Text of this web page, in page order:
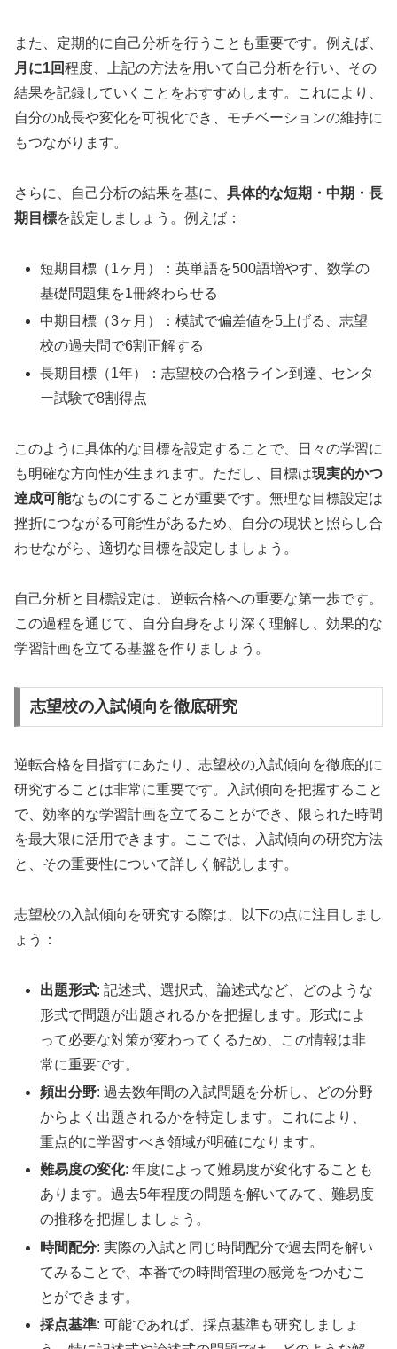
また、定期的に自己分析を行うことも重要です。例えば、
月に1回程度、上記の方法を用いて自己分析を行い、その
結果を記録していくことをおすすめします。これにより、
自分の成長や変化を可視化でき、モチベーションの維持に
もつながります。
さらに、自己分析の結果を基に、 具体的な短期・中期・長
期目標を設定しましょう。例えば：
短期目標（1ヶ月）：英単語を500語増やす、数学の
基礎問題集を1冊終わらせる
中期目標（3ヶ月）：模試で偏差値を5上げる、志望
校の過去問で6割正解する
長期目標（1年）：志望校の合格ライン到達、センタ
ー試験で8割得点
このように具体的な目標を設定することで、日々の学習に
も明確な方向性が生まれます。ただし、目標は現実的かつ
達成可能なものにすることが重要です。無理な目標設定は
挫折につながる可能性があるため、自分の現状と照らし合
わせながら、適切な目標を設定しましょう。
自己分析と目標設定は、逆転合格への重要な第一歩です。
この過程を通じて、自分自身をより深く理解し、効果的な
学習計画を立てる基盤を作りましょう。
志望校の入試傾向を徹底研究
逆転合格を目指すにあたり、志望校の入試傾向を徹底的に
研究することは非常に重要です。入試傾向を把握すること
で、効率的な学習計画を立てることができ、限られた時間
を最大限に活用できます。ここでは、入試傾向の研究方法
と、その重要性について詳しく解説します。
志望校の入試傾向を研究する際は、以下の点に注目しまし
ょう：
出題形式: 記述式、選択式、論述式など、どのような
形式で問題が出題されるかを把握します。形式によ
って必要な対策が変わってくるため、この情報は非
常に重要です。
頻出分野: 過去数年間の入試問題を分析し、どの分野
からよく出題されるかを特定します。これにより、
重点的に学習すべき領域が明確になります。
難易度の変化: 年度によって難易度が変化することも
あります。過去5年程度の問題を解いてみて、難易度
の推移を把握しましょう。
時間配分: 実際の入試と同じ時間配分で過去問を解い
てみることで、本番での時間管理の感覚をつかむこ
とができます。
採点基準: 可能であれば、採点基準も研究しましょ